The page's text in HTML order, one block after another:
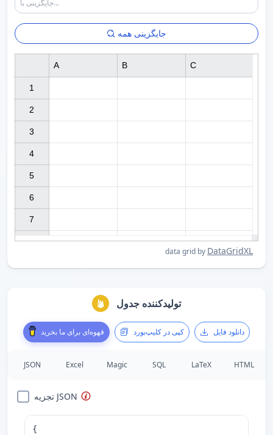
جایگزینی همه
data grid by DataGridXL
1
2
3
4
5
6
7
A B C
تولیدکننده جدول
قهوه‌ای برای ما بخرید کپی در کلیپ‌بورد دانلود فایل
JSON Excel Magic SQL LaTeX HTML
تجزیه JSON